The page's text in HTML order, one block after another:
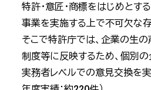
特許・意匠・商標をはじめとす
事業を実施する上で不可欠な
そこで特許庁では、企業の生
制度等に反映するため、個別
実務者レベルでの意見交換を